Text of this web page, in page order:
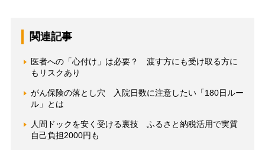
関連記事
医者への「心付け」は必要？ 渡す方にも受け取る方に
もリスクあり
がん保険の落とし穴 入院日数に注意したい「180日ルー
ル」とは
人間ドックを安く受ける裏技 ふるさと納税活用で実質
自己負担2000円も